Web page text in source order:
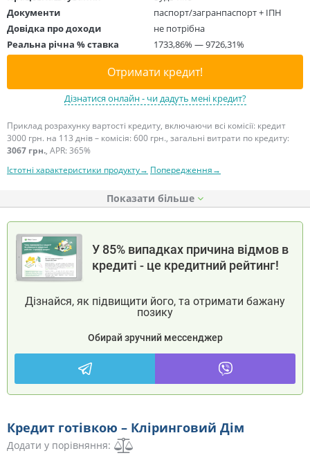
Документи
паспорт/загранпаспорт + ІПН
Довідка про доходи
не потрібна
Реальна річна % ставка
1733,86% — 9726,31%
Отримати кредит!
Дізнатися онлайн - чи дадуть мені кредит?
Приклад розрахунку вартості кредиту, включаючи всі комісії: кредит
3000 грн. на 113 днів – комісія: 600 грн., загальні витрати по кредиту:
3067 грн., APR: 365%
Істотні характеристики продукту→ Попередження→
Показати
У 85% випадках причина відмов в
кредиті - це кредитний рейтинг!
Дізнайся, як підвищити його, та отримати бажану
позику
Обирай зручний мессенджер
Кредит готівкою – Кліринговий Дім
Додати у порівняння: